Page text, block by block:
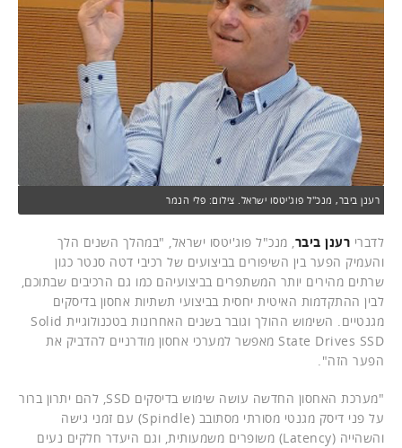
רענן ביבר, מנכ"ל פוג'יטסו ישראל. צילום: פלי הנמר
לדברי רענן ביבר, מנכ"ל פוג'יטסו ישראל, "במהלך השנים הלך
והעמיק הפער בין השיפורים בביצועים של רכיבי דטה סנטר כגון
שרתים מהירים יותר המשתפרים בביצועיהם כמו גם הרכיבים שבתוכם,
לבין ההתקדמות האיטית יחסית בביצועי תשתיות אחסון בדיסקים
מגנטיים. השימוש ההולך וגובר בשנים האחרונות בטכנולוגיית Solid
State Drives SSD מאפשר למערכי אחסון מודרניים להדביק את
הפער הזה".
"מערכת האחסון החדשה עושה שימוש בדיסקים SSD, להם יתרון ברור
על פני דיסק מגנטי מסורתי מסתובב (Spindle) עם זמני גישה
והשהייה (Latency) משופרים משמעותית, וגם היעדר חלקים נעים